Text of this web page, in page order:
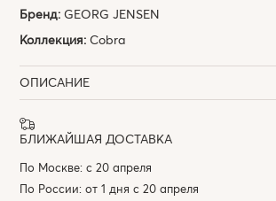
Бренд:GEORG JENSEN
Коллекция:Cobra
ОПИСАНИЕ
БЛИЖАЙШАЯ ДОСТАВКА
По Москве: с 20 апреля
По России: от 1 дня с 20 апреля